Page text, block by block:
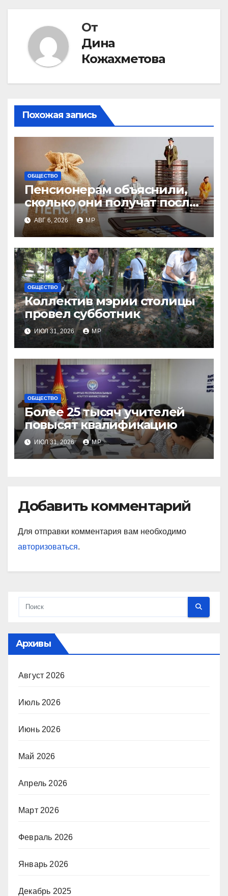
От
Дина
Кожахметова
Похожая запись
ОБЩЕСТВО
Пенсионерам объяснили,
сколько они получат после
индексации
АВГ 6, 2026 MP
ОБЩЕСТВО
Коллектив мэрии столицы
провел субботник
ИЮЛ 31, 2026 MP
ОБЩЕСТВО
Более 25 тысяч учителей
повысят квалификацию
ИЮЛ 31, 2026 MP
Добавить комментарий
Для отправки комментария вам необходимо
авторизоваться.
Архивы
Август 2026
Июль 2026
Июнь 2026
Май 2026
Апрель 2026
Март 2026
Февраль 2026
Январь 2026
Декабрь 2025